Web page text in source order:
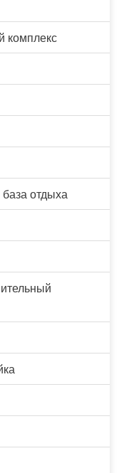
комплекс
отдыха